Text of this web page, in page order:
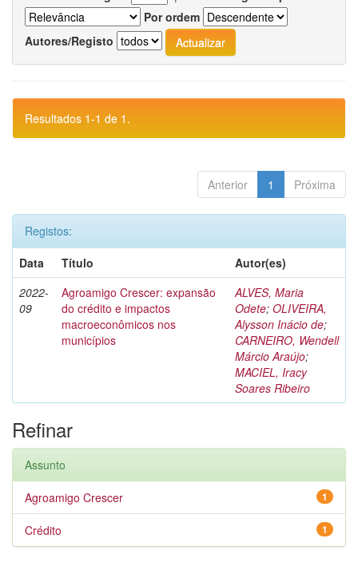
Por ordem
Autores/Registo
Resultados 1-1 de 1.
Anterior 1 Próxima
Registos:
Data
Título
Autor(es)
2022-
09
Agroamigo Crescer: expansão
do crédito e impactos
macroeconômicos nos
municípios
ALVES, Maria
Odete; OLIVEIRA,
Alysson Inácio de;
CARNEIRO, Wendell
Márcio Araújo;
MACIEL, Iracy
Soares Ribeiro
Refinar
Assunto
1
Agroamigo Crescer
1
Crédito